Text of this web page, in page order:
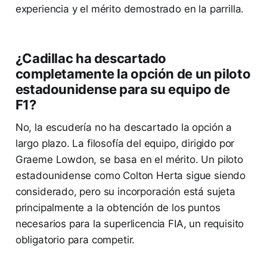
experiencia y el mérito demostrado en la parrilla.
¿Cadillac ha descartado
completamente la opción de un piloto
estadounidense para su equipo de
F1?
No, la escudería no ha descartado la opción a
largo plazo. La filosofía del equipo, dirigido por
Graeme Lowdon, se basa en el mérito. Un piloto
estadounidense como Colton Herta sigue siendo
considerado, pero su incorporación está sujeta
principalmente a la obtención de los puntos
necesarios para la superlicencia FIA, un requisito
obligatorio para competir.